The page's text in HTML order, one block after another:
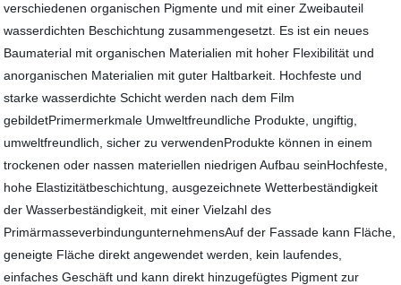
verschiedenen organischen Pigmente und mit einer Zweibauteil
wasserdichten Beschichtung zusammengesetzt. Es ist ein neues
Baumaterial mit organischen Materialien mit hoher Flexibilität und
anorganischen Materialien mit guter Haltbarkeit. Hochfeste und
starke wasserdichte Schicht werden nach dem Film
gebildetPrimermerkmale Umweltfreundliche Produkte, ungiftig,
umweltfreundlich, sicher zu verwendenProdukte können in einem
trockenen oder nassen materiellen niedrigen Aufbau seinHochfeste,
hohe Elastizitätbeschichtung, ausgezeichnete Wetterbeständigkeit
der Wasserbeständigkeit, mit einer Vielzahl des
PrimärmasseverbindungunternehmensAuf der Fassade kann Fläche,
geneigte Fläche direkt angewendet werden, kein laufendes,
einfaches Geschäft und kann direkt hinzugefügtes Pigment zur